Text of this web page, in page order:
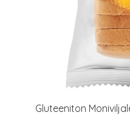
Gluteeniton